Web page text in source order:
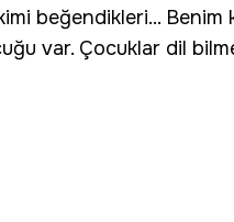
beğendikleri... Benim
var. Çocuklar dil